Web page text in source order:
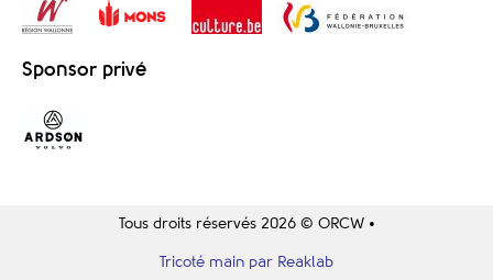
Sponsor privé
Tous droits réservés 2026 © ORCW •
Tricoté main par Reaklab